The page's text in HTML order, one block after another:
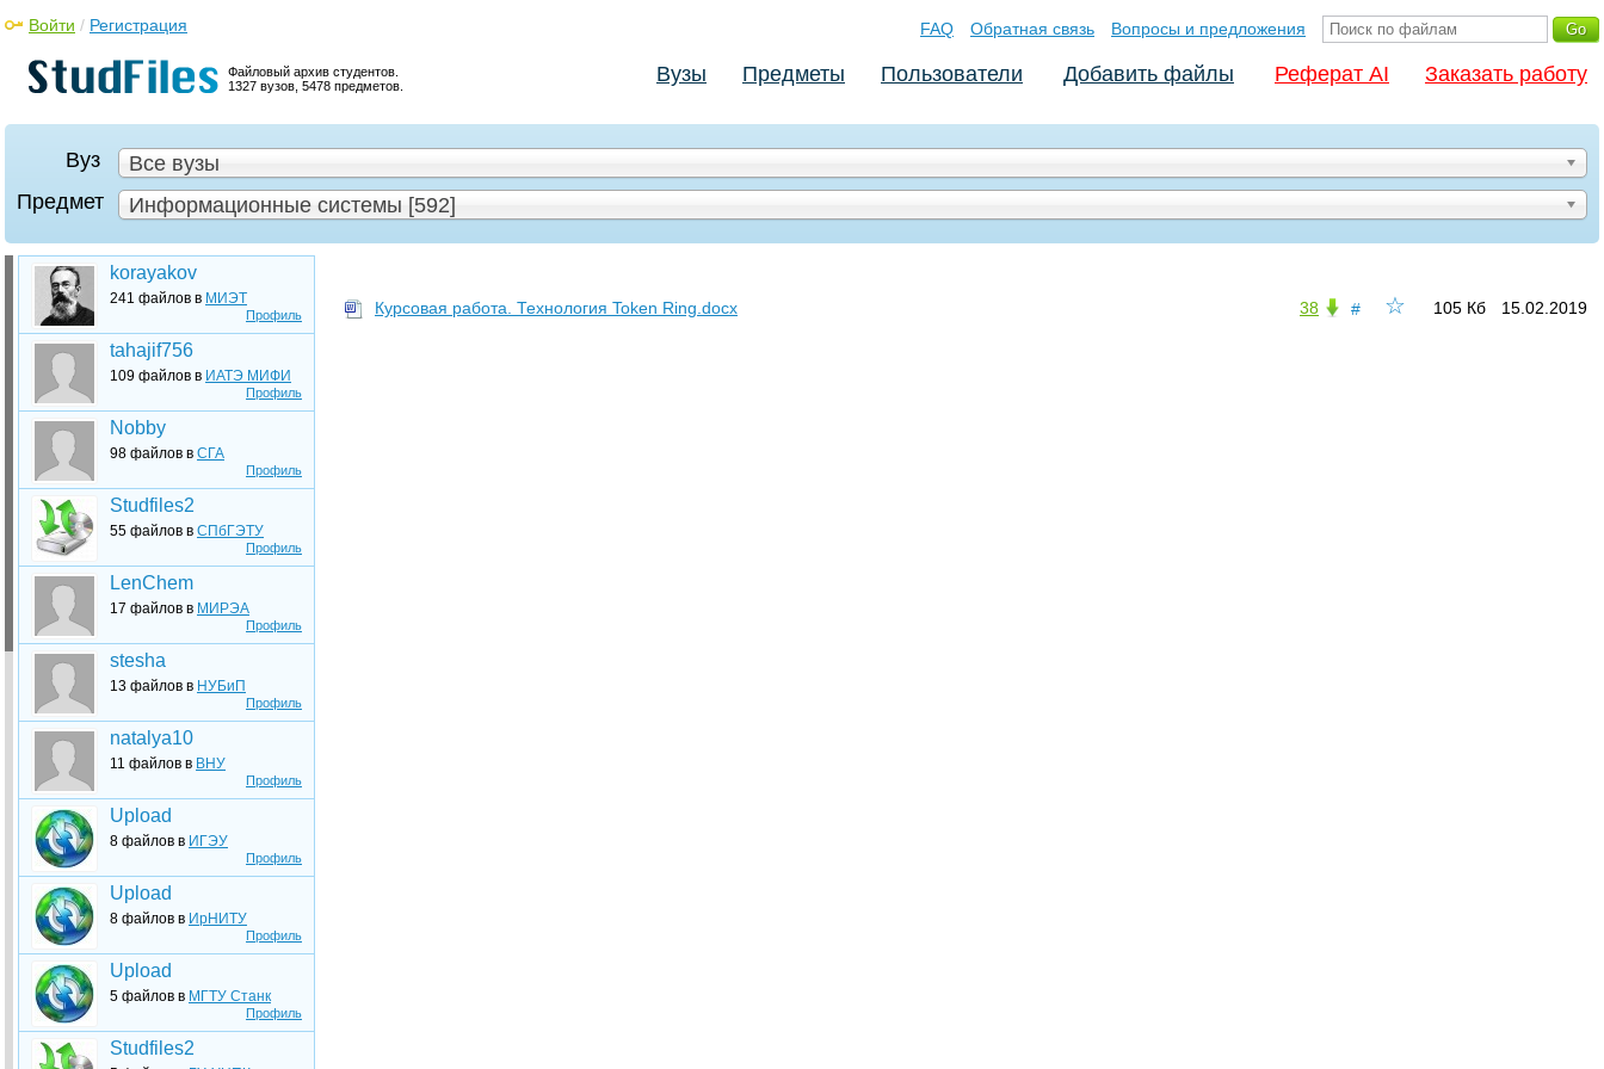
Файловый архив студентов.
1327 вузов, 5478 предметов.
Войти / Регистрация FAQ Обратная связь Вопросы и предложения
Вузы Предметы Пользователи Добавить файлы Реферат AI Заказать работу
Вуз
Все вузы
Предмет
Информационные системы [592]
Профиль
korayakov
241 файлов в МИЭТ
Профиль
tahajif756
109 файлов в ИАТЭ МИФИ
Профиль
Nobby
98 файлов в СГА
Профиль
Studfiles2
55 файлов в СПбГЭТУ
Профиль
LenChem
17 файлов в МИРЭА
Профиль
stesha
13 файлов в НУБиП
Профиль
natalya10
11 файлов в ВНУ
Профиль
Upload
8 файлов в ИГЭУ
Профиль
Upload
8 файлов в ИрНИТУ
Профиль
Upload
5 файлов в МГТУ Станк
Studfiles2
☆
# 15.02.2019
105 Кб
38
Курсовая работа. Технология Token Ring.docx